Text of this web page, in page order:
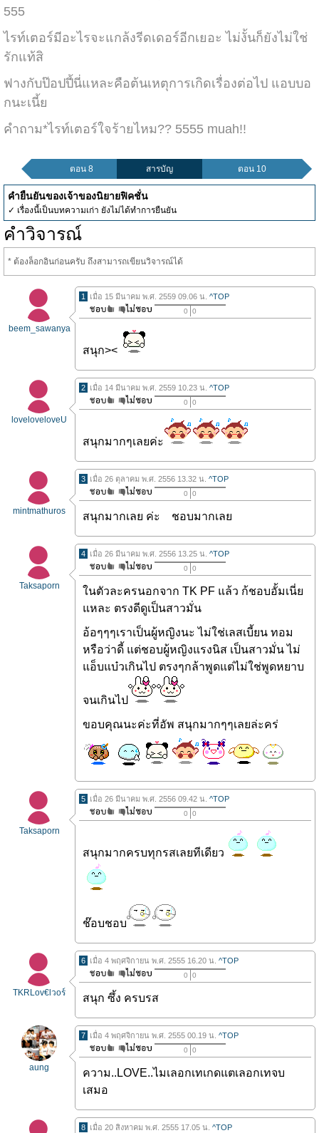
555
ไรท์เตอร์มีอะไรจะแกล้งรีดเดอร์อีกเยอะ ไม่งั้นก็ยังไม่ใช่
รักแท้สิ
ฟางกับป๊อปปี้นี่แหละคือต้นเหตุการเกิดเรื่องต่อไป แอบบอ
กนะเนี้ย
คำถาม*ไรท์เตอร์ใจร้ายไหม?? 5555 muah!!
ตอน 8 สารบัญ ตอน 10
คำยืนยันของเจ้าของนิยายฟิคชั่น
✓ เรื่องนี้เป็นบทความเก่า ยังไม่ได้ทำการยืนยัน
คำวิจารณ์
* ต้องล็อกอินก่อนครับ ถึงสามารถเขียนวิจารณ์ได้
beem_sawanya
1 เมื่อ 15 มีนาคม พ.ศ. 2559 09.06 น. ^TOP
0 0
สนุก><
loveloveloveU
2 เมื่อ 14 มีนาคม พ.ศ. 2559 10.23 น. ^TOP
0 0
สนุกมากๆเลยค่ะ
mintmathuros
3 เมื่อ 26 ตุลาคม พ.ศ. 2556 13.32 น. ^TOP
0 0
สนุกมากเลย ค่ะ ชอบมากเลย
Taksaporn
4 เมื่อ 26 มีนาคม พ.ศ. 2556 13.25 น. ^TOP
0 0
ในตัวละครนอกจาก TK PF แล้ว ก้ชอบอั้มเนี่ย
แหละ ตรงดีดูเป็นสาวมั่น
อ้อๆๆๆเราเป็นผู้หญิงนะ ไม่ใช่เลสเบี้ยน ทอม
หรือว่าดี้ แต่ชอบผู้หญิงแรงนิส เป็นสาวมั่น ไม่
แอ็บแบ๋วเกินไป ตรงๆกล้าพูดแต่ไม่ใช่พูดหยาบ
จนเกินไป
ขอบคุณนะค่ะที่อัพ สนุกมากๆๆเลยล่ะคร่
Taksaporn
5 เมื่อ 26 มีนาคม พ.ศ. 2556 09.42 น. ^TOP
0 0
สนุกมากครบทุกรสเลยทีเดียว
ช๊อบชอบ
TKRLov€lวoร์
6 เมื่อ 4 พฤศจิกายน พ.ศ. 2555 16.20 น. ^TOP
0 0
สนุก ซึ้ง ครบรส
aung
7 เมื่อ 4 พฤศจิกายน พ.ศ. 2555 00.19 น. ^TOP
0 0
ความ..LOVE..ไมเลอกเทเกดแตเลอกเทจบ
เสมอ
8 เมื่อ 20 สิงหาคม พ.ศ. 2555 17.05 น. ^TOP